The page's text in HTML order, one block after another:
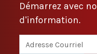
Démarrez avec
d'information.